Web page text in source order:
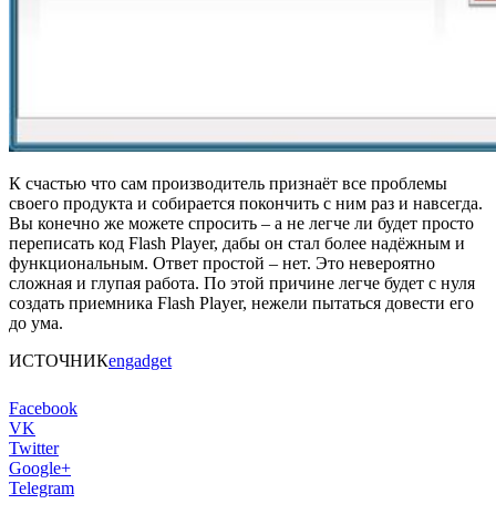
К счастью что сам производитель признаёт все проблемы
своего продукта и собирается покончить с ним раз и навсегда.
Вы конечно же можете спросить – а не легче ли будет просто
переписать код Flash Player, дабы он стал более надёжным и
функциональным. Ответ простой – нет. Это невероятно
сложная и глупая работа. По этой причине легче будет с нуля
создать приемника Flash Player, нежели пытаться довести его
до ума.
ИСТОЧНИКengadget
Facebook
VK
Twitter
Google+
Telegram